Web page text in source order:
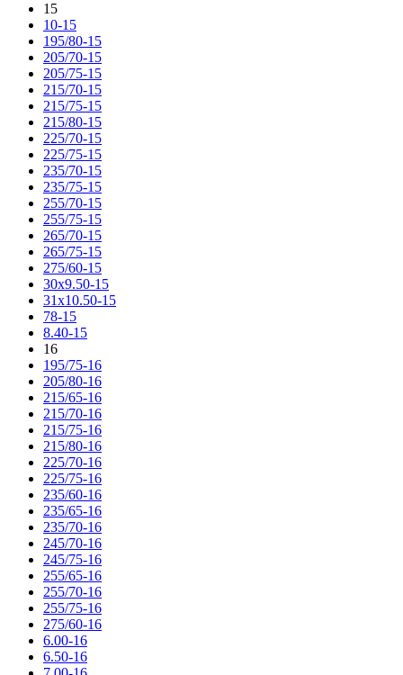
15
10-15
195/80-15
205/70-15
205/75-15
215/70-15
215/75-15
215/80-15
225/70-15
225/75-15
235/70-15
235/75-15
255/70-15
255/75-15
265/70-15
265/75-15
275/60-15
30x9.50-15
31x10.50-15
78-15
8.40-15
16
195/75-16
205/80-16
215/65-16
215/70-16
215/75-16
215/80-16
225/70-16
225/75-16
235/60-16
235/65-16
235/70-16
245/70-16
245/75-16
255/65-16
255/70-16
255/75-16
275/60-16
6.00-16
6.50-16